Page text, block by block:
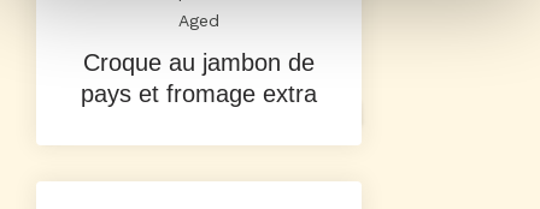
Aged
Croque au jambon de
pays et fromage extra